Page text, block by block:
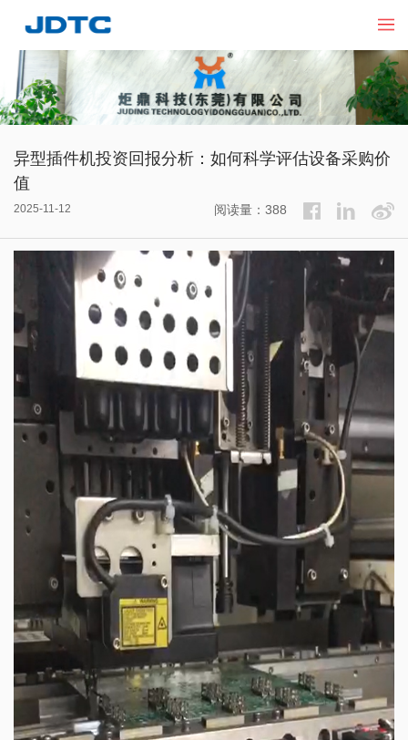
异型插件机投资回报分析：如何科学评估设备采购价
值
2025-11-12 阅读量：388